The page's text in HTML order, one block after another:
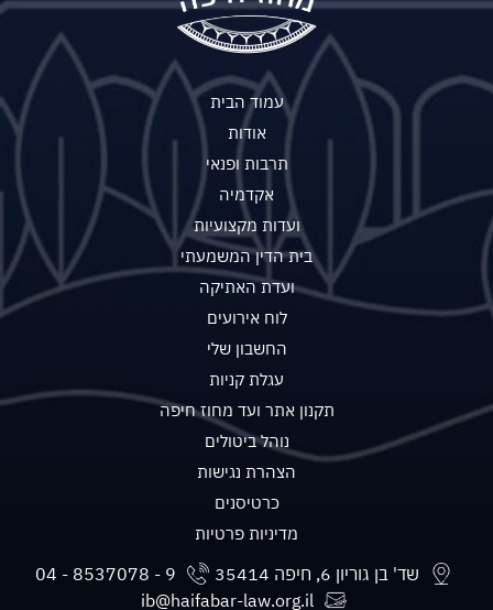
עמוד הבית
אודות
תרבות ופנאי
אקדמיה
ועדות מקצועיות
בית הדין המשמעתי
ועדת האתיקה
לוח אירועים
החשבון שלי
עגלת קניות
תקנון אתר ועד מחוז חיפה
נוהל ביטולים
הצהרת נגישות
כרטיסנים
מדיניות פרטיות
שד' בן גוריון 6, חיפה 35414
ib@haifabar-law.org.il